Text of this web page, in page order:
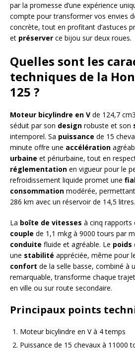
par la promesse d’une expérience
compte pour transformer vos envies
concrète, tout en profitant d’astuces
et préserver ce bijou sur deux roues.
Quelles sont les
techniques de la
125 ?
Moteur bicylindre en V de 124,7
séduit par son design robuste et son
intemporel. Sa puissance de 15
minute offre une accélération
urbaine et périurbaine, tout en
réglementation en vigueur pour le
refroidissement liquide promet une
consommation modérée,
286 km avec un réservoir de 14,5 litres.
La boîte de vitesses à cinq rapports
couple de 1,1 mkg à 9000 tours par
conduite fluide et agréable. Le poids
une stabilité appréciée, même pour
confort de la selle basse, combiné à
remarquable, transforme chaque
en ville ou sur route secondaire.
Principaux points
Moteur bicylindre en V à 4 temps
Puissance de 15 chevaux à 11000